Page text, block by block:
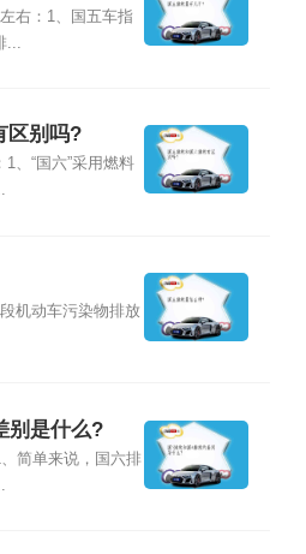
右：1、国五车指
区别吗?
、“国六”采用燃料
机动车污染物排放
别是什么?
简单来说，国六排